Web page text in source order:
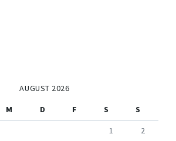
AUGUST 2026
M D F S
S
1
2